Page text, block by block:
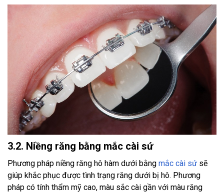
3.2. Niềng răng bằng mắc cài sứ
Phương pháp niềng răng hô hàm dưới bằng mắc cài sứ sẽ
giúp khắc phục được tình trạng răng dưới bị hô. Phương
pháp có tính thẩm mỹ cao, màu sắc cài gần với màu răng